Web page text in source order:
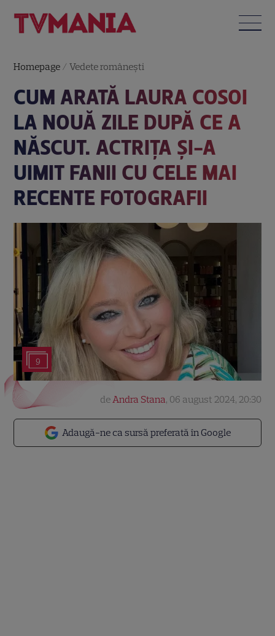
Homepage /Vedete româneşti
CUM ARATĂ LAURA COSOI
LA NOUĂ ZILE DUPĂ CE A
NĂSCUT. ACTRIȚA ȘI-A
UIMIT FANII CU CELE MAI
RECENTE FOTOGRAFII
9
Adaugă-ne ca sursă preferată în Google
deAndra Stana, 06 august 2024, 20:30